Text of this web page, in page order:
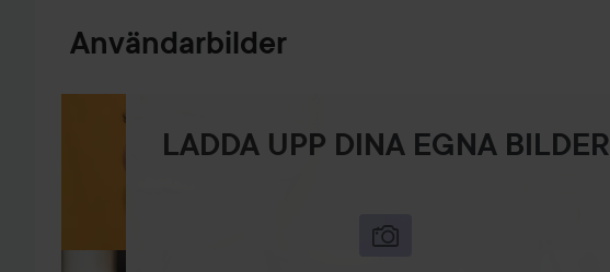
Användarbilder
LADDA UPP DINA EGNA BILDER